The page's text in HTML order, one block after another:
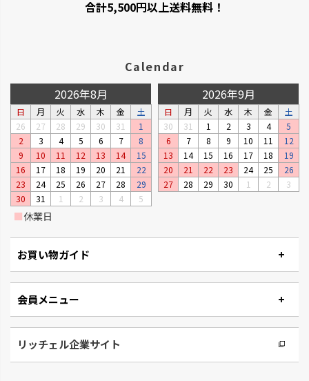
合計5,500円以上送料無料！
Calendar
2026年8月
日 月 火 水 木 金
土
26
27 28 29 30 31
1
2
3 4 5 6 7
8
9
10 11 12 13 14
15
16
17 18 19 20 21
22
23
24 25 26 27 28
29
30
31 1 2 3 4 5
2026年9月
日 月 火 水 木 金
土
30
31 1 2 3 4
5
6
7 8 9 10 11
12
13
14 15 16 17 18
19
20
21 22 23 24 25
26
27
28 29 30 1 2 3
■休業日
お買い物ガイド
会員メニュー
リッチェル企業サイト